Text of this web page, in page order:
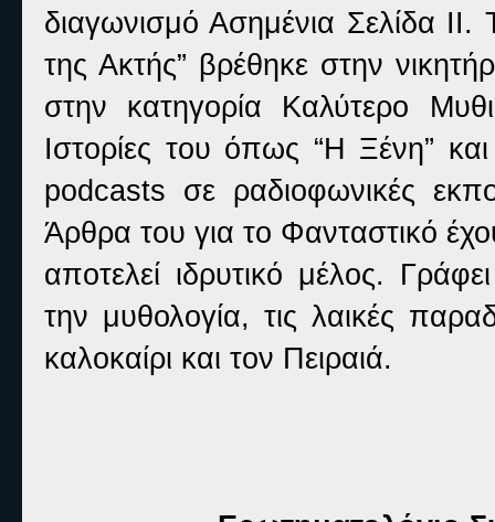
διαγωνισμό Ασημένια Σελίδα
της Ακτής” βρέθηκε στην
στην κατηγορία Καλύτερο
Ιστορίες του όπως “Η Ξένη”
podcasts σε ραδιοφωνικές
Άρθρα του για το Φανταστικό
αποτελεί ιδρυτικό μέλος.
την μυθολογία, τις λαικές
καλοκαίρι και τον Πειραιά.